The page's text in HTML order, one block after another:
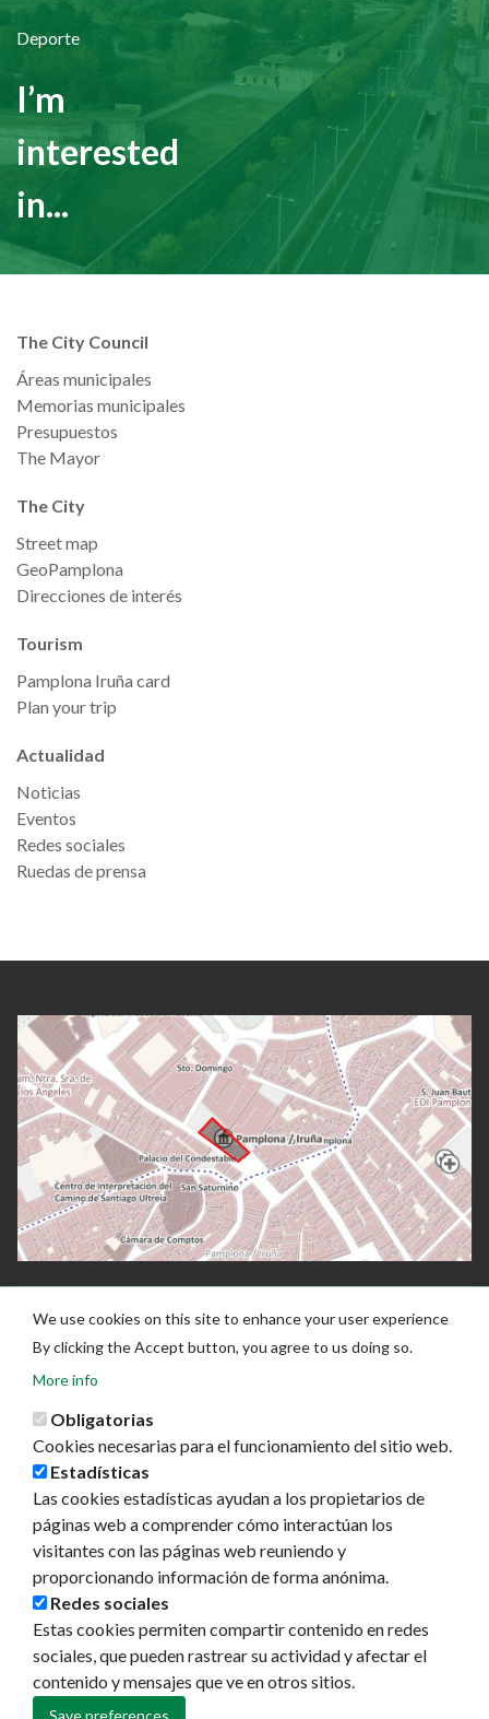
Deporte
I’m
interested
in...
The City Council
Áreas municipales
Memorias municipales
Presupuestos
The Mayor
The City
Street map
GeoPamplona
Direcciones de interés
Tourism
Pamplona Iruña card
Plan your trip
Actualidad
Noticias
Eventos
Redes sociales
Ruedas de prensa
Ayuntamiento de Pamplona
Plaza Consistorial, s/n
31001 - Pamplona
948 420 100
pamplona@pamplona.es
Footer
menu
Aviso legal
Política de cookies
We use cookies on this site to enhance your user experience
By clicking the Accept button, you agree to us doing so.
More info
Obligatorias
Cookies necesarias para el funcionamiento del sitio web.
Estadísticas
Las cookies estadísticas ayudan a los propietarios de
páginas web a comprender cómo interactúan los
visitantes con las páginas web reuniendo y
proporcionando información de forma anónima.
Redes sociales
Estas cookies permiten compartir contenido en redes
sociales, que pueden rastrear su actividad y afectar el
contenido y mensajes que ve en otros sitios.
Save preferences